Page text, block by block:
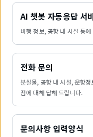
AI 챗봇 자동응답 서
비행 정보, 공항 내 시설 등
전화 문의
분실물, 공항 내 시설, 운항
점에 대해 답해 드립니다.
문의사항 입력양식